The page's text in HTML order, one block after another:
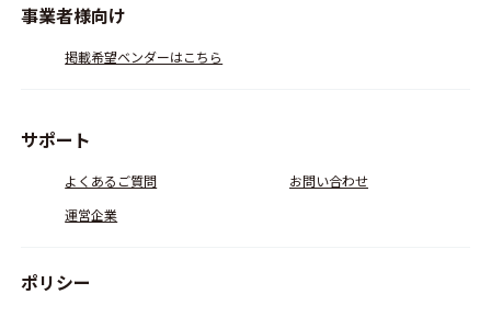
事業者様向け
掲載希望ベンダーはこちら
サポート
よくあるご質問
お問い合わせ
運営企業
ポリシー